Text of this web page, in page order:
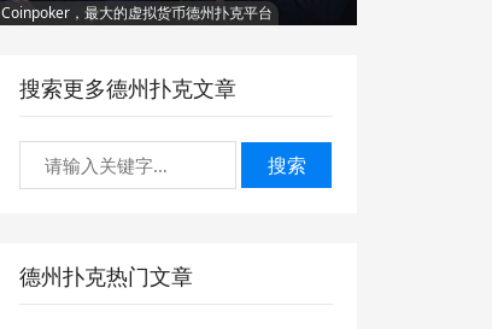
Coinpoker，最大的虚拟货币德州扑克平台
搜索更多德州扑克文章
搜索
德州扑克热门文章